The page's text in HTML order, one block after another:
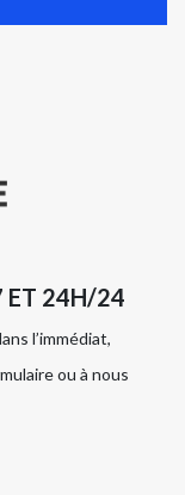
ET 24H/24
l’immédiat,
ou à nous